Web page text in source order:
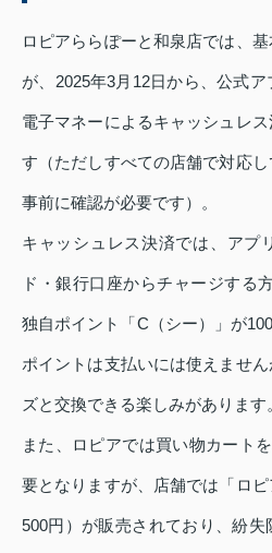
ロピアららぽーと和泉店では、
が、2025年3月12日から、公式
電子マネーによるキャッシュレ
す（ただしすべての店舗で対応し
事前に確認が必要です）。
キャッシュレス決済では、アプ
ド・銀行口座からチャージする
独自ポイント「C（シー）」が
ポイントは支払いには使えませ
ズと交換できる楽しみがあります
また、ロピアでは買い物カート
要となりますが、店舗では「ロ
500円）が販売されており、紛